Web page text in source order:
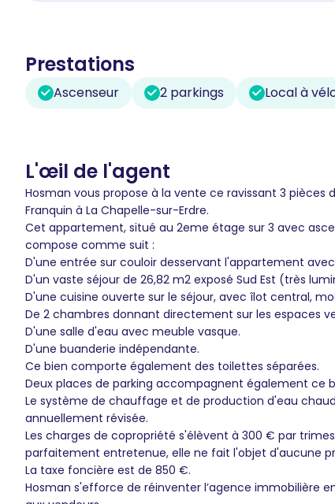
Prestations
Ascenseur 2 parkings Local à
L'œil de l'agent
Hosman vous propose à la vente ce ravissant 3 pièces
Franquin à La Chapelle-sur-Erdre.
Cet appartement, situé au 2eme étage sur 3 avec
compose comme suit :
D'une entrée sur couloir desservant l'appartement
D'un vaste séjour de 26,82 m2 exposé Sud Est (très
D'une cuisine ouverte sur le séjour, avec îlot central,
De 2 chambres donnant directement sur les espaces
D'une salle d'eau avec meuble vasque.
D'une buanderie indépendante.
Ce bien comporte également des toilettes séparées.
Deux places de parking accompagnent également ce
Le système de chauffage et de production d'eau
annuellement révisée.
Les charges de copropriété s'élèvent à 300 € par
parfaitement entretenue, elle ne fait l'objet d'aucune
La taxe foncière est de 850 €.
Hosman s'efforce de réinventer l’agence immobilière